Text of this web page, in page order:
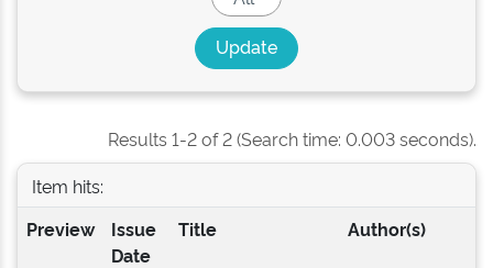
Results 1-2 of 2 (Search time: 0.003 seconds).
Item hits:
Preview
Issue
Date
Title Author(s)